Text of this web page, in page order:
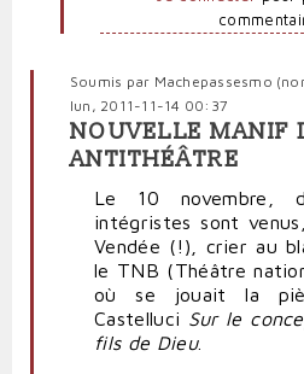
Soumis par Machepassesmo
lun, 2011-11-14 00:37
NOUVELLE MANIF
ANTITHÉÂTRE
Le 10 novembre,
intégristes sont
Vendée (!), crier au
le TNB (Théâtre
où se jouait la
Castelluci Sur le
fils de Dieu.